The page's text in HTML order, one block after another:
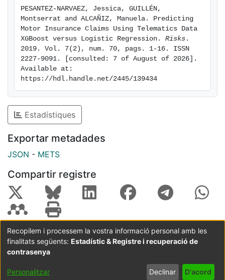
PESANTEZ-NARVAEZ, Jessica, GUILLÉN,
Montserrat and ALCAÑIZ, Manuela. Predicting
Motor Insurance Claims Using Telematics Data
XGBoost versus Logistic Regression. Risks .
2019. Vol. 7(2), num. 70, pags. 1-16. ISSN
2227-9091. [consulted: 7 of August of 2026].
Available at:
https://hdl.handle.net/2445/139434
Estadístiques
Exportar metadades
JSON - METS
Compartir registre
Coordinació:CRAI UB Avís legal
Metadades
subjectes a:
Configuració
de cookies
privadesa
Recopilem i processem la vostra informació personal amb les
finalitats següents: Estadístic & Registre i recuperació de
contrasenya
Personalitzar Declinar D'acord